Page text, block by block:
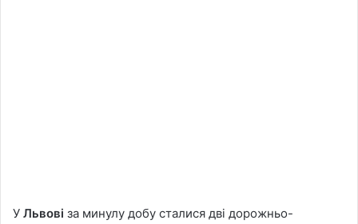
У Львові за минулу добу сталися дві дорожньо-